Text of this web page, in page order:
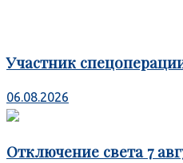
Участник
06.08.2026
Отключение света 7